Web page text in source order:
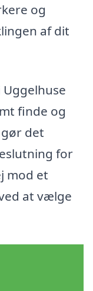
og
af dit
finde og
det
for
mod et
at vælge